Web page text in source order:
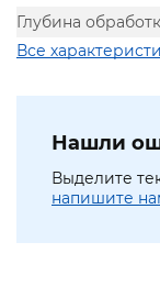
Глубина
Все
Нашли
Выделите
напишите